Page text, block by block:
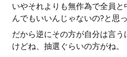
いやそれよりも無作為で全員
んでもいいんじゃないの?と思
だから逆にその方が自分は言
けどね、抽選ぐらいの方がね。